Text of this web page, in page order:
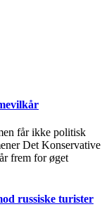
får ikke politisk
Det Konservative
frem for øget
russiske turister